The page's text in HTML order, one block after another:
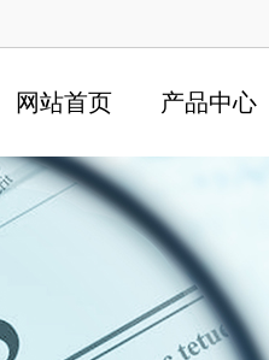
网站首页 产品中心